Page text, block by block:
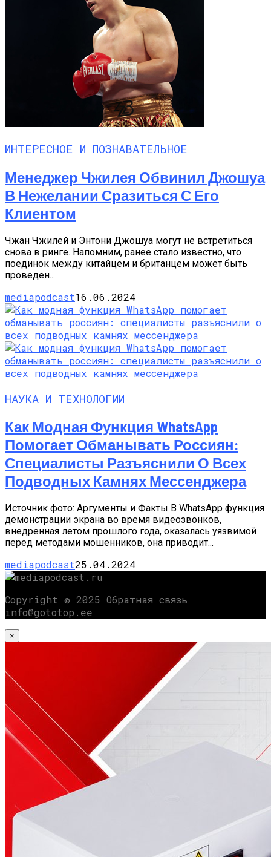
ИНТЕРЕСНОЕ И ПОЗНАВАТЕЛЬНОЕ
Менеджер Чжилея Обвинил Джошуа
В Нежелании Сразиться С Его
Клиентом
Чжан Чжилей и Энтони Джошуа могут не встретиться
снова в ринге. Напомним, ранее стало известно, что
поединок между китайцем и британцем может быть
проведен...
mediapodcast16.06.2024
НАУКА И ТЕХНОЛОГИИ
Как Модная Функция WhatsApp
Помогает Обманывать Россиян:
Специалисты Разъяснили О Всех
Подводных Камнях Мессенджера
Источник фото: Аргументы и Факты В WhatsApp функция
демонстрации экрана во время видеозвонков,
внедренная летом прошлого года, оказалась уязвимой
перед методами мошенников, она приводит...
mediapodcast25.04.2024
Copyright © 2025 Обратная связь
info@gototop.ee
×